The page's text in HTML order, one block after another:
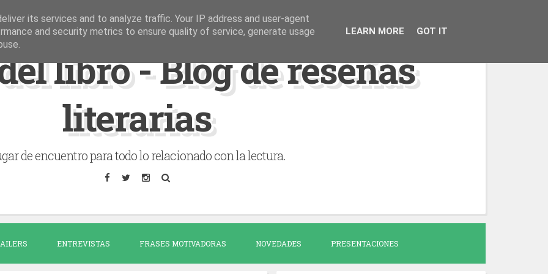
libro - Blog de reseñas
literarias
de encuentro para todo lo relacionado con la lectura.
ENTREVISTAS FRASES MOTIVADORAS NOVEDADES PRESENTACIONES
its services and to analyze traffic. Your IP address and user-agent
and security metrics to ensure quality of service, generate usage
LEARN MORE GOT IT